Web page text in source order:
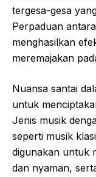
tergesa-gesa
Perpaduan
menghasilkan
meremajakan
Nuansa santai
untuk
Jenis musik
seperti musik
digunakan untuk
dan nyaman,